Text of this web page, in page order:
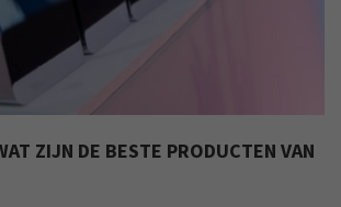
ZIJN DE BESTE PRODUCTEN VAN